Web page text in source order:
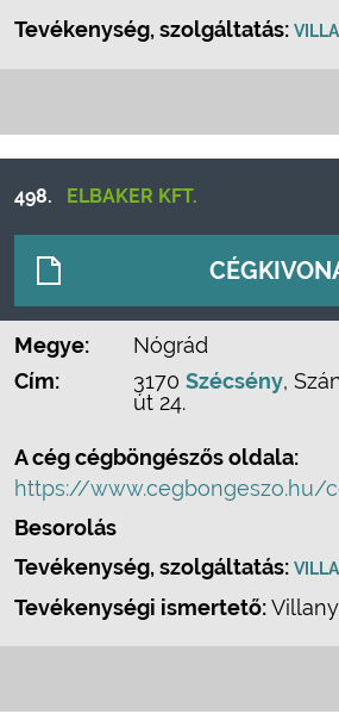
Tevékenység, szolgáltatás:
498. ELBAKER KFT.
Megye:
Nógrád
Cím:
3170 Szécsény,
út 24.
A cég cégböngészős oldala:
https://www.cegbongeszo.hu/
Besorolás
Tevékenység, szolgáltatás:
Tevékenységi ismertető: